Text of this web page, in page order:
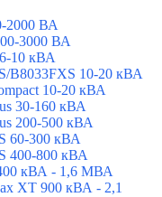
2000 ВА
3000 ВА
10 кВА
B8033FXS 10-20 кВА
10-20 кВА
30-160 кВА
200-500 кВА
60-300 кВА
400-800 кВА
кВА - 1,6 МВА
XT 900 кВА - 2,1